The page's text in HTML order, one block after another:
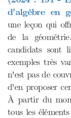
d'algèbre en
une leçon qui
de la
candidats sont
exemples très
n'est pas de
d'en proposer
À partir du
tous les